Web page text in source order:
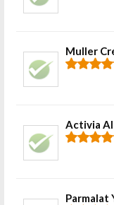
Muller
Activia
Parmalat